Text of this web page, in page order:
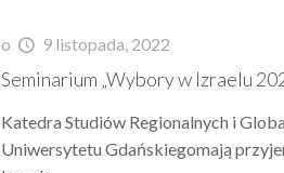
o 9 listopada, 2022
Seminarium „Wybory w Izraelu
Katedra Studiów Regionalnych i
Uniwersytetu Gdańskiegomają